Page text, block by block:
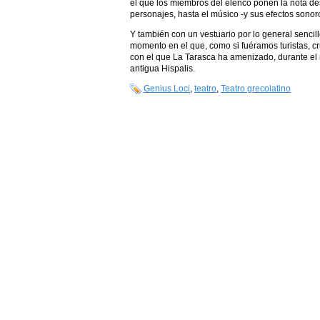
el que los miembros del elenco ponen la nota
personajes, hasta el músico -y sus efectos
Y también con un vestuario por lo general
momento en el que, como si fuéramos turistas,
con el que La Tarasca ha amenizado, durante
antigua Hispalis.
Genius Loci teatro Teatro grecolatino